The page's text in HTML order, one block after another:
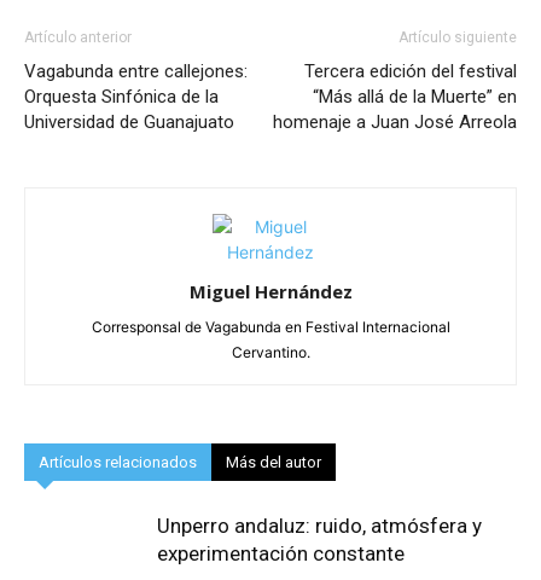
Artículo anterior
Vagabunda entre callejones:
Orquesta Sinfónica de la
Universidad de Guanajuato
Artículo siguiente
Tercera edición del festival
“Más allá de la Muerte” en
homenaje a Juan José Arreola
Miguel Hernández
Corresponsal de Vagabunda en Festival Internacional
Cervantino.
Artículos relacionados Más del autor
Unperro andaluz: ruido, atmósfera y
experimentación constante